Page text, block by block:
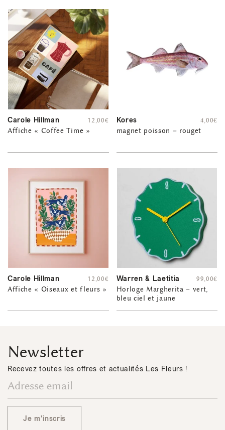
Carole Hillman
Affiche « Coffee Time »
12,00€ Kores
magnet poisson – rouget
4,00€
Carole Hillman
Affiche « Oiseaux et fleurs »
12,00€ Warren & Laetitia
Horloge Margherita – vert,
bleu ciel et jaune
99,00€
Newsletter
Recevez toutes les offres et actualités Les Fleurs !
Je m'inscris